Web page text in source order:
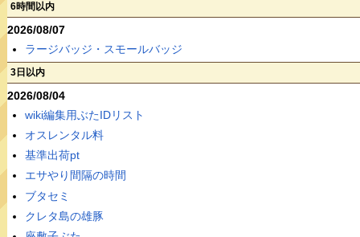
6時間以内
2026/08/07
ラージバッジ・スモールバッジ
3日以内
2026/08/04
wiki編集用ぶたIDリスト
オスレンタル料
基準出荷pt
エサやり間隔の時間
ブタセミ
クレタ島の雄豚